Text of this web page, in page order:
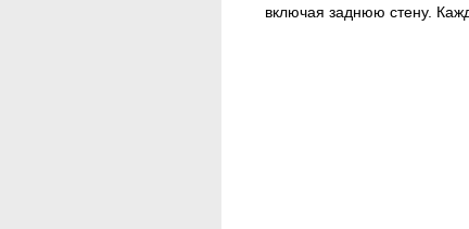
включая заднюю стену.